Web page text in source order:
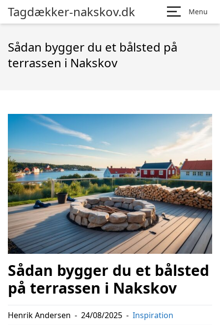
Tagdækker-nakskov.dk Menu
Sådan bygger du et bålsted på
terrassen i Nakskov
Sådan bygger du et bålsted
på terrassen i Nakskov
Henrik Andersen - 24/08/2025 - Inspiration